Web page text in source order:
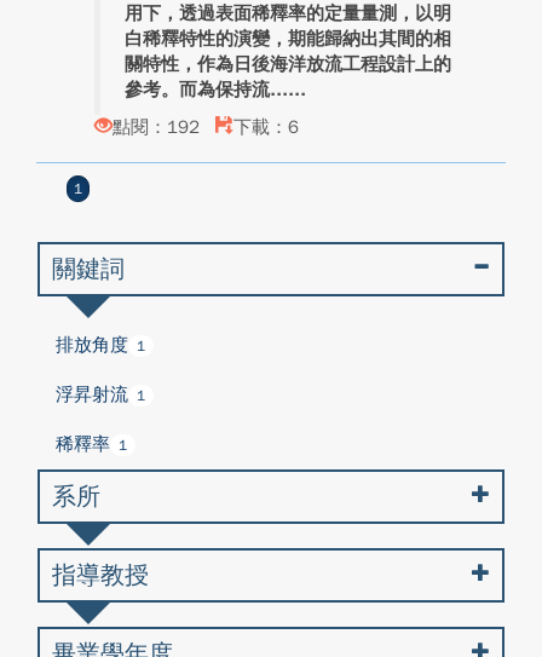
用下，透過表面稀釋率的定量量測，以明
白稀釋特性的演變，期能歸納出其間的相
關特性，作為日後海洋放流工程設計上的
參考。而為保持流...
點閱：192
下載：6
1
關鍵詞
排放角度 1
浮昇射流 1
稀釋率 1
系所
指導教授